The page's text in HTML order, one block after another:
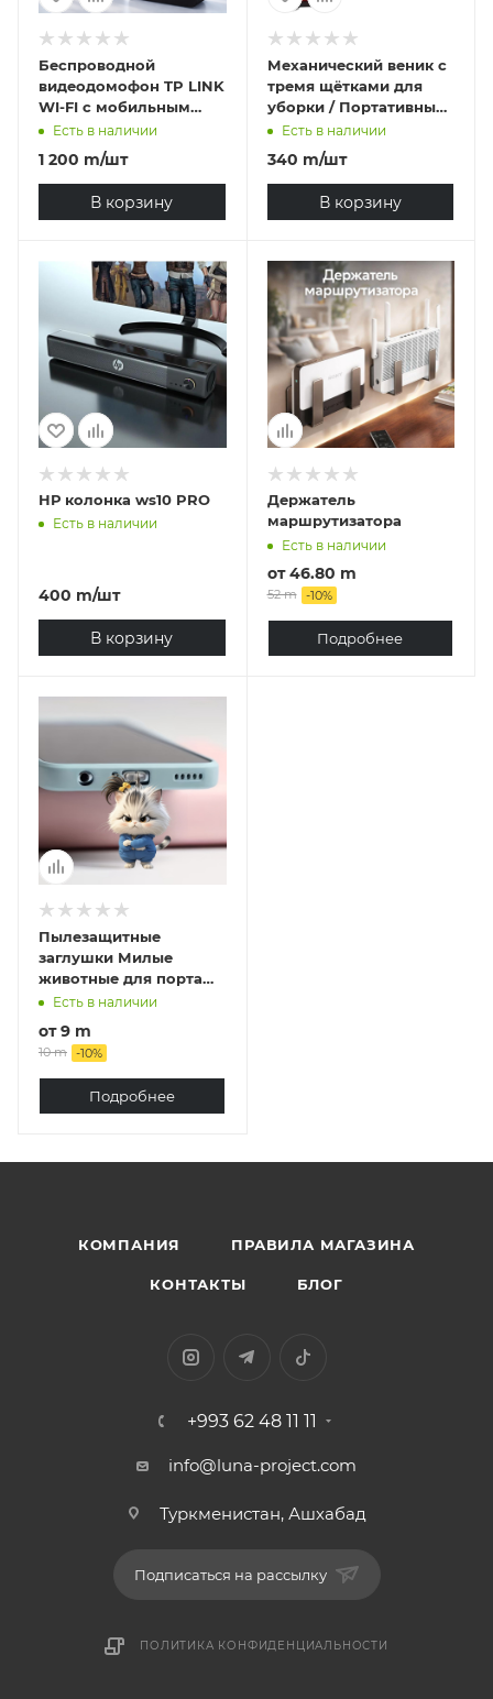
Беспроводной
видеодомофон TP LINK
WI-FI с мобильным
приложением
Есть в наличии
1 200 m/шт
В корзину
Механический веник с
тремя щётками для
уборки / Портативный
пылесос.
Есть в наличии
340 m/шт
В корзину
НР колонка ws10 PRO
Есть в наличии
400 m/шт
В корзину
Держатель
маршрутизатора
Есть в наличии
от46.80 m
52 m -10%
Подробнее
Пылезащитные
заглушки Милые
животные для порта
зарядки мобильного
Apple и Type-C
Есть в наличии
от9 m
10 m -10%
Подробнее
КОМПАНИЯ ПРАВИЛА МАГАЗИНА
КОНТАКТЫ БЛОГ
+993 62 48 11 11
info@luna-project.com
Туркменистан, Ашхабад
Подписаться на рассылку
ПОЛИТИКА КОНФИДЕНЦИАЛЬНОСТИ